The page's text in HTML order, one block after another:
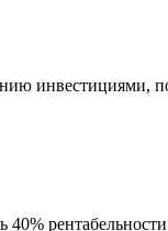
инвестициями,